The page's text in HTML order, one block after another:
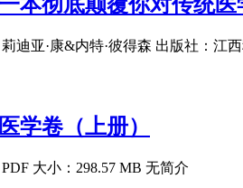
本彻底颠覆你对传统
迪亚·康&内特·彼得森 出版社：江
学卷（上册）
大小：298.57 MB 无简介